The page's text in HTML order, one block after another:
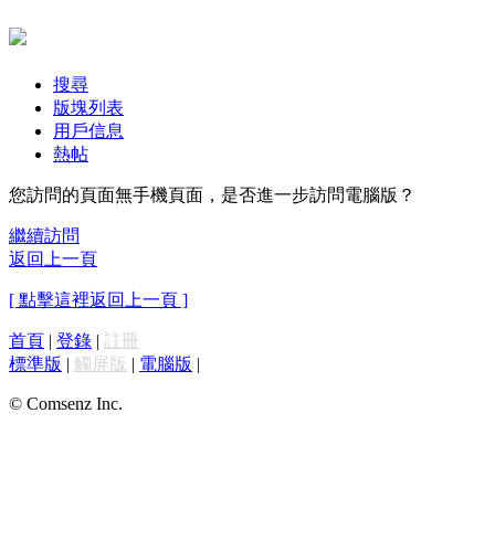
搜尋
版塊列表
用戶信息
熱帖
您訪問的頁面無手機頁面，是否進一步訪問電腦版？
繼續訪問
返回上一頁
[ 點擊這裡返回上一頁 ]
首頁 | 登錄 | 註冊
標準版 | 觸屏版 | 電腦版 |
© Comsenz Inc.